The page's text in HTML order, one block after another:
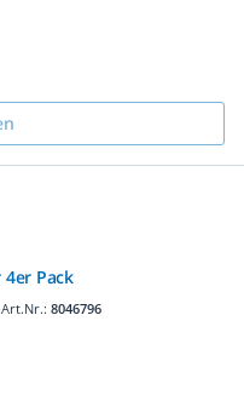
Pack
Art.Nr.: 8046796